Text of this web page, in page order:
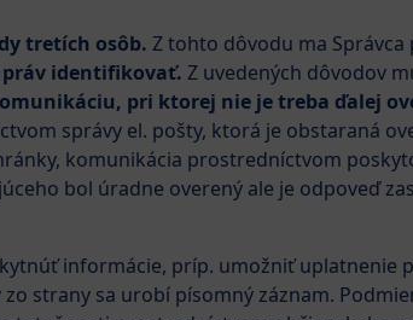
tretích osôb. Z tohto dôvodu ma
identifikovať. Z uvedených dôvodov
pri ktorej nie je treba ďalej
správy el. pošty, ktorá je obstaraná
komunikácia prostredníctvom
bol úradne overený ale je odpoveď
informácie, príp. umožniť uplatnenie
strany sa urobí písomný záznam.